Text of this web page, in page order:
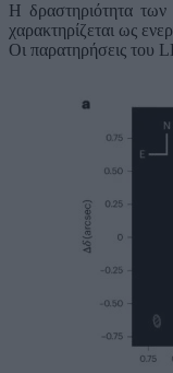
Η δραστηριότητα
χαρακτηρίζεται ως
Οι παρατηρήσεις του